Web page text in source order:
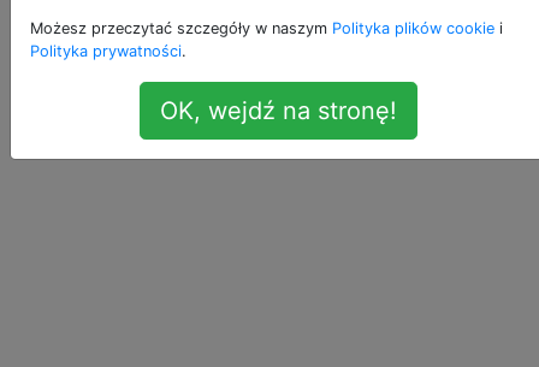
gdzie ustawiłem domyślną.
dialer
default-applications
Możesz przeczytać szczegóły w naszym Polityka plików cookie i
Polityka prywatności.
OK, wejdź na stronę!